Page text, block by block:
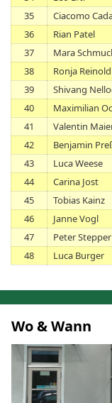
35
Ciacomo
36
Rian Patel
37
Mara
38
Ronja Reinold
39
Shivang
40
Maximilian
41
Valentin
42
Benjamin
43
Luca Weese
44
Carina Jost
45
Tobias Kainz
46
Janne Vogl
47
Peter Stepper
48
Luca Burger
Wo & Wann